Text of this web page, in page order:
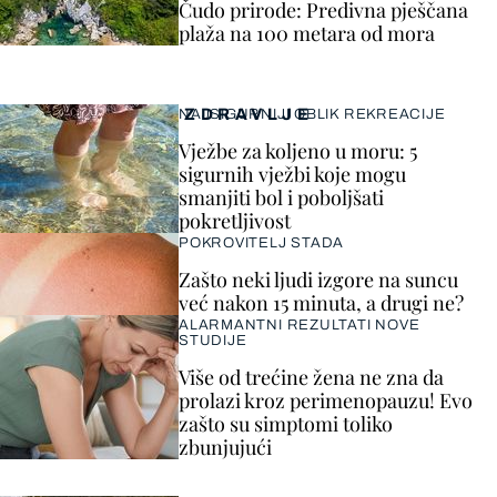
ZDRAVLJE
NAJSIGURNIJI OBLIK REKREACIJE
Vježbe za koljeno u moru: 5
sigurnih vježbi koje mogu
smanjiti bol i poboljšati
pokretljivost
POKROVITELJ STADA
Zašto neki ljudi izgore na suncu
već nakon 15 minuta, a drugi ne?
ALARMANTNI REZULTATI NOVE
STUDIJE
Više od trećine žena ne zna da
prolazi kroz perimenopauzu! Evo
zašto su simptomi toliko
zbunjujući
Čudo prirode: Predivna pješčana
plaža na 100 metara od mora